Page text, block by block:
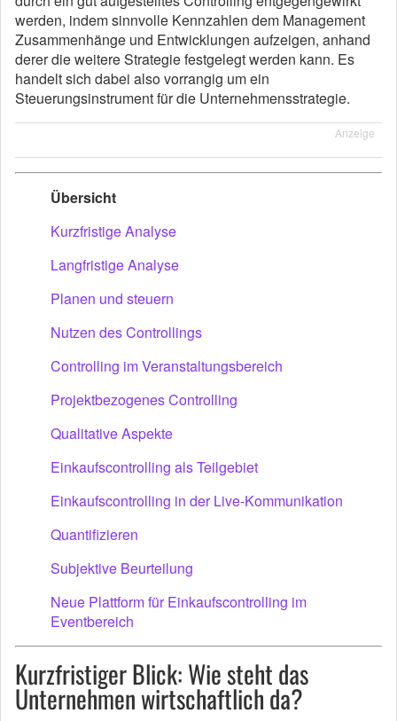
werden, indem sinnvolle Kennzahlen dem Management
Zusammenhänge und Entwicklungen aufzeigen, anhand
derer die weitere Strategie festgelegt werden kann. Es
handelt sich dabei also vorrangig um ein
Steuerungsinstrument für die Unternehmensstrategie.
Anzeige
Übersicht
Kurzfristige Analyse
Langfristige Analyse
Planen und steuern
Nutzen des Controllings
Controlling im Veranstaltungsbereich
Projektbezogenes Controlling
Qualitative Aspekte
Einkaufscontrolling als Teilgebiet
Einkaufscontrolling in der Live-Kommunikation
Quantifizieren
Subjektive Beurteilung
Neue Plattform für Einkaufscontrolling im
Eventbereich
Kurzfristiger Blick: Wie steht das
Unternehmen wirtschaftlich da?